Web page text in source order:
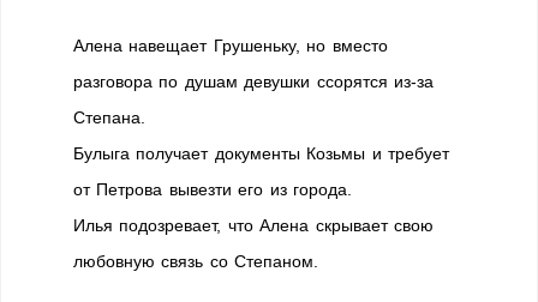
Алена навещает Грушеньку, но вместо
разговора по душам девушки ссорятся из-за
Степана.
Булыга получает документы Козьмы и требует
от Петрова вывезти его из города.
Илья подозревает, что Алена скрывает свою
любовную связь cо Степаном.